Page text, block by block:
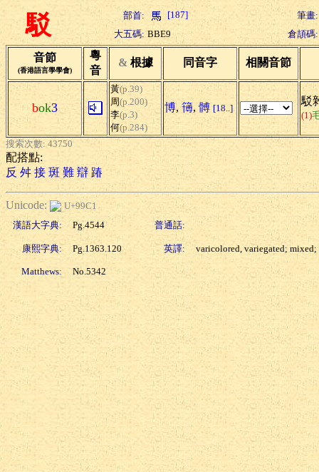
駁 部首: [187]
筆畫:
大五碼: BBE9 倉頡碼:
音節
(香港語言學學會)
粵
音
& 根據 同音字 相關音節
bok3
黃(p.39)
周(p.200)
李(p.3)
何(p.284)
博, 簙, 髆 [18..]
駁
(1)
搜索次數: 43750
配搭點:
反 舛 接 斑 難 辯 踳
Unicode:
U+99C1
漢語大字典:
Pg.4544 普通話:
康熙字典: Pg.1363.120 英譯: varicolored, variegated;
Matthews: No.5342